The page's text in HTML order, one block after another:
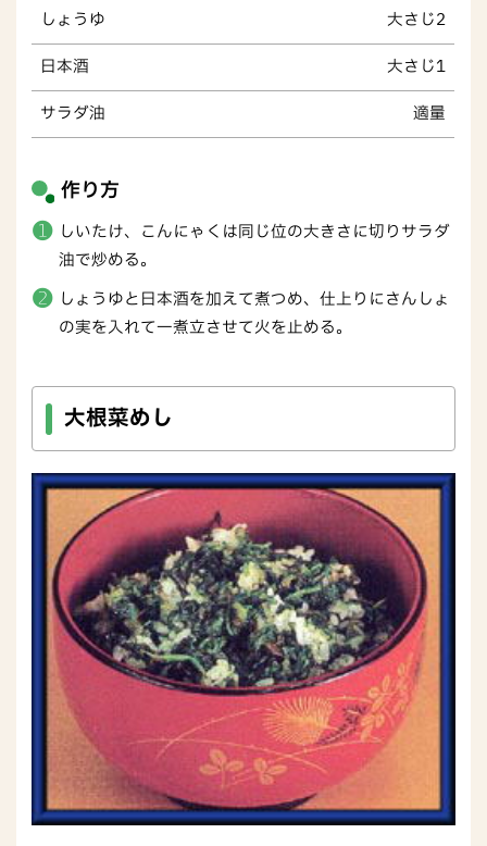
しょうゆ 大さじ2
日本酒 大さじ1
サラダ油 適量
作り方
しいたけ、こんにゃくは同じ位の大きさに切りサラダ
油で炒める。
しょうゆと日本酒を加えて煮つめ、仕上りにさんしょ
の実を入れて一煮立させて火を止める。
大根菜めし